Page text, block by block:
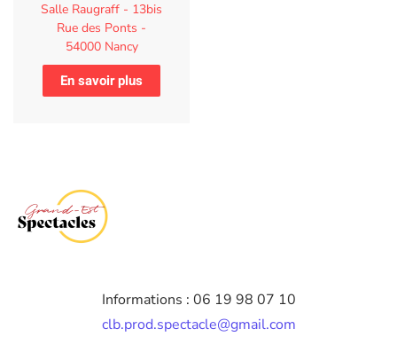
Salle Raugraff - 13bis
Rue des Ponts -
54000 Nancy
En savoir plus
Informations : 06 19 98 07 10
clb.prod.spectacle@gmail.com